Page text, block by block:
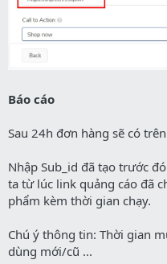
Báo cáo
Sau 24h đơn hàng sẽ có
Nhập Sub_id đã tạo trước
ta từ lúc link quảng cáo đã
phẩm kèm thời gian chạy.
Chú ý thông tin: Thời gian
dùng mới/cũ ...